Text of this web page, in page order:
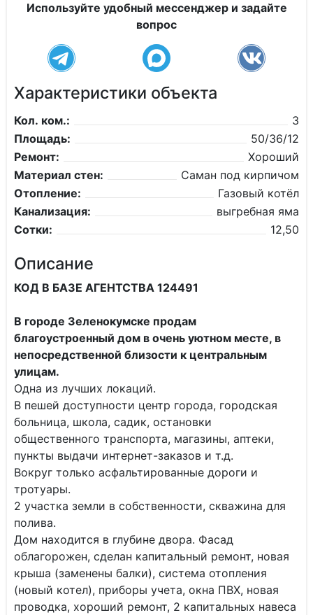
Используйте удобный мессенджер и задайте
вопрос
Характеристики объекта
Кол. ком.:
3
Площадь:
50/36/12
Ремонт:
Хороший
Материал стен:
Саман под кирпичом
Отопление:
Газовый котёл
Канализация:
выгребная яма
Сотки:
12,50
Описание
КОД В БАЗЕ АГЕНТСТВА 124491
В городе Зеленокумске продам
благоустроенный дом в очень уютном месте, в
непосредственной близости к центральным
улицам.
Одна из лучших локаций.
В пешей доступности центр города, городская
больница, школа, садик, остановки
общественного транспорта, магазины, аптеки,
пункты выдачи интернет-заказов и т.д.
Вокруг только асфальтированные дороги и
тротуары.
2 участка земли в собственности, скважина для
полива.
Дом находится в глубине двора. Фасад
облагорожен, сделан капитальный ремонт, новая
крыша (заменены балки), система отопления
(новый котел), приборы учета, окна ПВХ, новая
проводка, хороший ремонт, 2 капитальных навеса